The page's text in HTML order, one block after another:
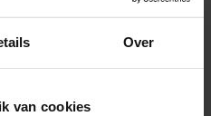
Over
van cookies
en Lansingerland-
plaatsen geldt dat met
bestuurlijke